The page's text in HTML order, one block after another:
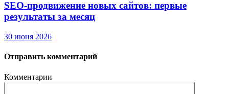
SEO-продвижение новых сайтов: первые
результаты за месяц
30 июня 2026
Отправить комментарий
Комментарии